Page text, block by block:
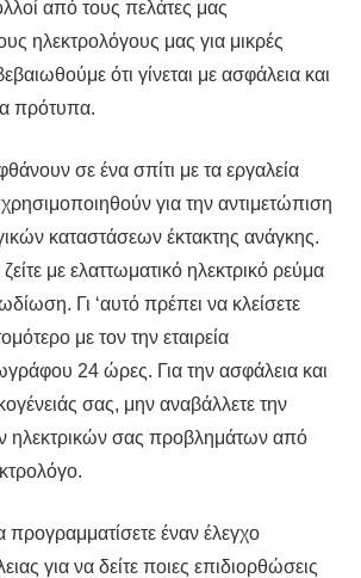
από τους πελάτες μας
ηλεκτρολόγους μας για μικρές
ότι γίνεται με ασφάλεια και
πρότυπα.
σε ένα σπίτι με τα εργαλεία
για την αντιμετώπιση
καταστάσεων έκτακτης ανάγκης.
με ελαττωματικό ηλεκτρικό ρεύμα
Γι ‘αυτό πρέπει να κλείσετε
με τον την εταιρεία
24 ώρες. Για την ασφάλεια και
σας, μην αναβάλλετε την
ηλεκτρικών σας προβλημάτων από
προγραμματίσετε έναν έλεγχο
για να δείτε ποιες επιδιορθώσεις